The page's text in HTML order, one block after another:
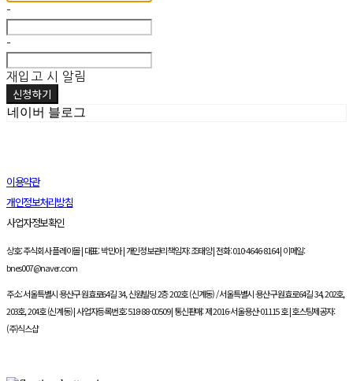
-
-
재입고 시 알림
신청하기
네이버 블로그
이용약관
개인정보처리방침
사업자정보확인
상호: 주식회사 플레이몰 | 대표: 박민아 | 개인정보관리책임자: 조태양 | 전화: 010-4646-8164 | 이메일:
bnes007@naver.com
주소: 서울특별시 용산구 원효로64길 34, 신원빌딩 2층 202호 (신계동) / 서울특별시 용산구 원효로64길 34, 202호,
203호, 204호 (신계동) | 사업자등록번호:518-88-00509| 통신판매:제 2016-서울용산-01115 호| 호스팅제공자:
(주)식스샵